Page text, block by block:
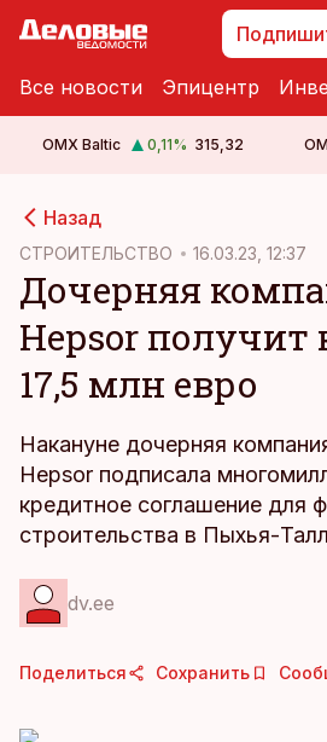
Все новости Эпицентр
OMX Baltic 0,11% 315,32
Назад
СТРОИТЕЛЬСТВО 16.03.23, 12:37
Дочерняя
Hepsor получит
17,5 млн евро
Накануне дочерняя
Hepsor подписала
кредитное соглашение для
строительства в Пыхья-
dv.ee
Поделиться Сохранить